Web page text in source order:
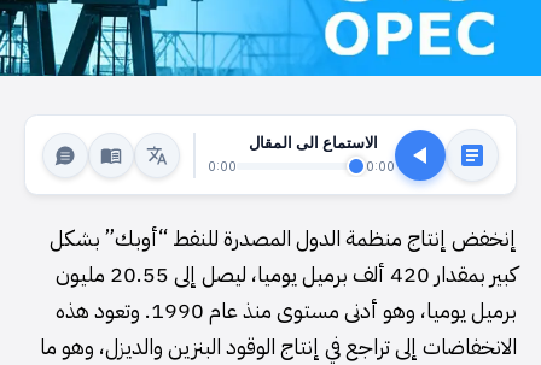
الاستماع الى المقال
0:00
0:00
إنخفض إنتاج منظمة الدول المصدرة للنفط “أوبك” بشكل
كبير بمقدار 420 ألف برميل يوميا، ليصل إلى 20.55 مليون
برميل يوميا، وهو أدنى مستوى منذ عام 1990. وتعود هذه
الانخفاضات إلى تراجع في إنتاج الوقود البنزين والديزل، وهو ما